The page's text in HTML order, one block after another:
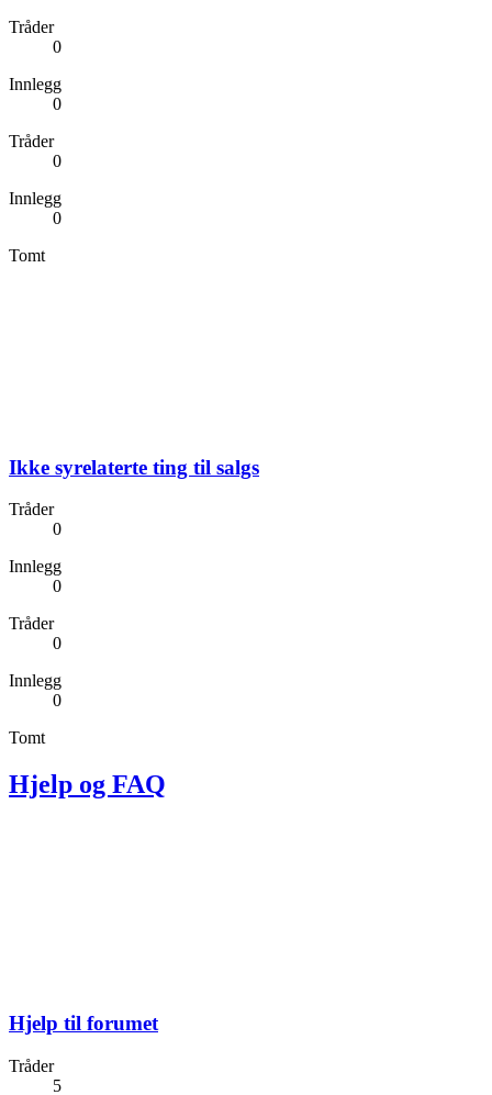
Tråder
0
Innlegg
0
Tråder
0
Innlegg
0
Tomt
Ikke syrelaterte ting til salgs
Tråder
0
Innlegg
0
Tråder
0
Innlegg
0
Tomt
Hjelp og FAQ
Hjelp til forumet
Tråder
5